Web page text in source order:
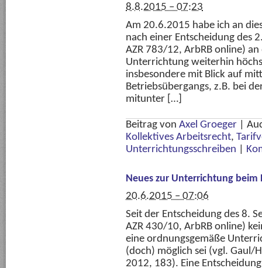
8.8.2015 – 07:23
Am 20.6.2015 habe ich an
nach einer Entscheidung des
AZR 783/12, ArbRB online)
Unterrichtung weiterhin
insbesondere mit Blick auf
Betriebsübergangs, z.B. bei
mitunter […]
Beitrag von Axel Groeger
Kollektives Arbeitsrecht,
Unterrichtungsschreiben
Neues zur Unterrichtung beim
20.6.2015 – 07:06
Seit der Entscheidung des 8.
AZR 430/10, ArbRB online)
eine ordnungsgemäße
(doch) möglich sei (vgl. Gaul/
2012, 183). Eine